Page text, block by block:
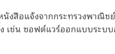
งสือแจ้งจากกระทรวงพาณิช
เช่น ซอฟต์แวร์ออกแบบระบ